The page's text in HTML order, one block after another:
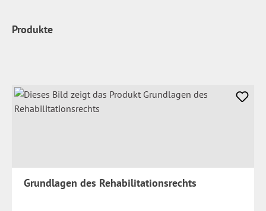
Produkte
Grundlagen des Rehabilitationsrechts